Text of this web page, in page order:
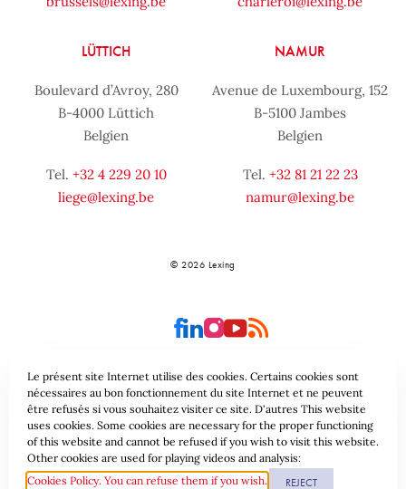
LÜTTICH
Boulevard d’Avroy, 280
B-4000 Lüttich
Belgien
Tel. +32 4 229 20 10
liege@lexing.be
NAMUR
Avenue de Luxembourg, 152
B-5100 Jambes
Belgien
Tel. +32 81 21 22 23
namur@lexing.be
© 2026 Lexing
Seitenübersicht Allgemeine geschäftsbedingungen
Datenschutzrichtlinie & Cookies
Le présent site Internet utilise des cookies. Certains cookies sont
nécessaires au bon fonctionnement du site Internet et ne peuvent
être refusés si vous souhaitez visiter ce site. D'autres This website
uses cookies. Some cookies are necessary for the proper functioning
of this website and cannot be refused if you wish to visit this website.
Other cookies are used for playing videos and analysis:
Cookies Policy. You can refuse them if you wish.
REJECT